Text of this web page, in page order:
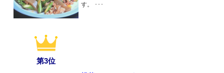
す。 ･･･
第3位